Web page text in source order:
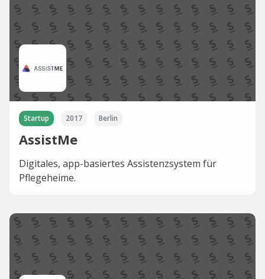
Startup 2017 Berlin
AssistMe
Digitales, app-basiertes Assistenzsystem für
Pflegeheime.